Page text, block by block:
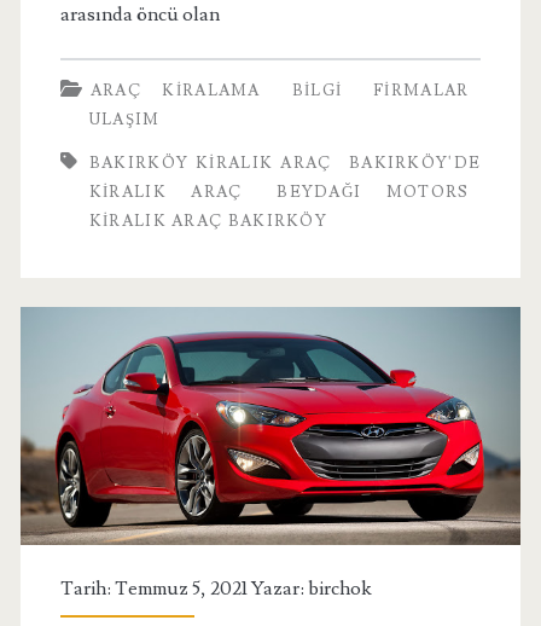
arasında öncü olan
ARAÇ KIRALAMA BILGI
FIRMALAR
ULAŞIM
BAKIRKÖY KIRALIK ARAÇ
BAKIRKÖY'DE
KIRALIK ARAÇ
BEYDAĞI MOTORS
KIRALIK ARAÇ BAKIRKÖY
Tarih: Temmuz 5, 2021 Yazar: birchok